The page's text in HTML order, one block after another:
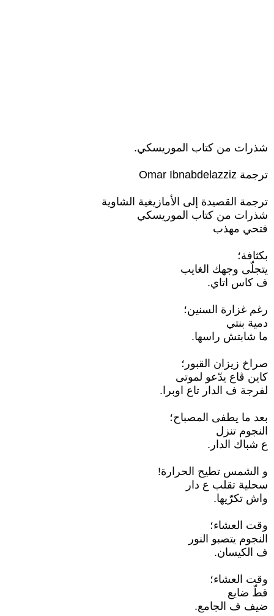
شذرات من كتاب الموريسكي.
ترجمة Omar Ibnabdelazziz
ترجمة القصيدة إلى الأمازيغية الشاوية
شذرات من كتاب الموريسكي
فتحي مهذب
بكثافة؛
يتجلّى وجهك الغايب
ف كاس اتاي.
رغم غزارة السنين؛
دمية بنتي
ما شابتش راسها.
صراخ زيزان القبور؛
كاين ڨاع يدّعو لموتى
لفرجة ف الدار تاع اوبرا.
بعد ما يطفى المصباح؛
النجوم تنزل
ع شباك الدار.
و الشمس تطيح الحرارة!
سحلية تقلب ع دار
واش تكرّيها.
وقت العشاء؛
النجوم يتصبو النور
ف الكيسان.
وقت العشاء؛
قطّ ضايع
ضيف ف الجامع.